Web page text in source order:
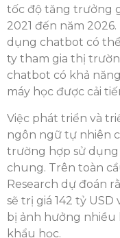
tốc độ tăng trưởng
2021 đến năm
dụng chatbot có
ty tham gia thị
chatbot có khả
máy học được cải
Việc phát triển và
ngôn ngữ tự nhiên
trường hợp sử
chung. Trên toàn
Research dự đoán
sẽ trị giá 142 tỷ USD
bị ảnh hưởng nhiều
khẩu học.